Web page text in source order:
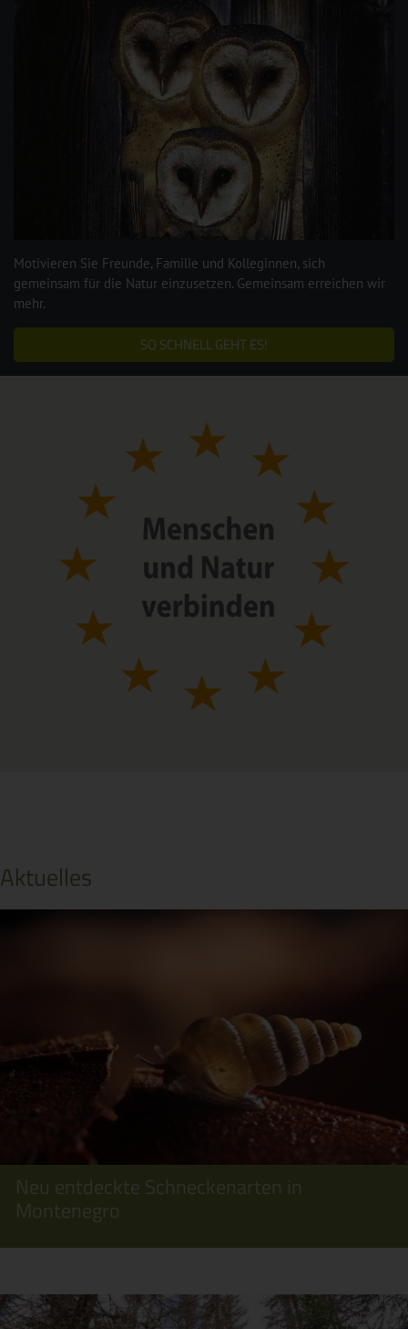
Motivieren Sie Freunde, Familie und Kolleginnen, sich
gemeinsam für die Natur einzusetzen. Gemeinsam erreichen wir
mehr.
SO SCHNELL GEHT ES!
Aktuelles
Neu entdeckte Schneckenarten in
Montenegro